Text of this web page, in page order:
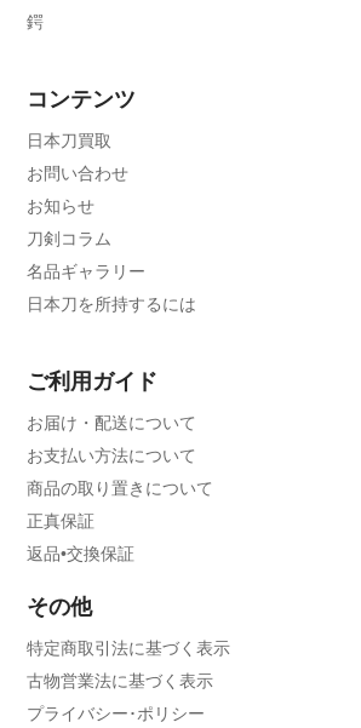
鍔
コンテンツ
日本刀買取
お問い合わせ
お知らせ
刀剣コラム
名品ギャラリー
日本刀を所持するには
ご利用ガイド
お届け・配送について
お支払い方法について
商品の取り置きについて
正真保証
返品•交換保証
その他
特定商取引法に基づく表示
古物営業法に基づく表示
プライバシー･ポリシー